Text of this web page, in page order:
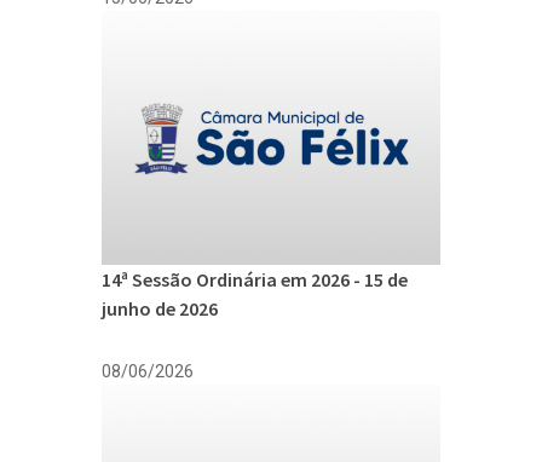
14ª Sessão Ordinária em 2026 - 15 de
junho de 2026
08/06/2026